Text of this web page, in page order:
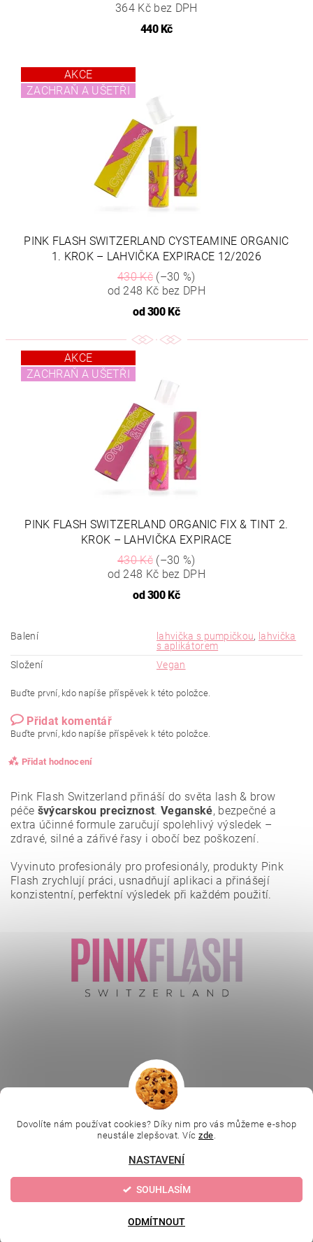
364 Kč bez DPH
440 Kč
AKCE
ZACHRAŇ A UŠETŘI
PINK FLASH SWITZERLAND CYSTEAMINE ORGANIC
1. KROK – LAHVIČKA EXPIRACE 12/2026
430 Kč(–30 %)
od 248 Kč bez DPH
od 300 Kč
AKCE
ZACHRAŇ A UŠETŘI
PINK FLASH SWITZERLAND ORGANIC FIX & TINT 2.
KROK – LAHVIČKA EXPIRACE
430 Kč(–30 %)
od 248 Kč bez DPH
od 300 Kč
Balení lahvička s pumpičkou, lahvička
s aplikátorem
Složení
Vegan
Buďte první, kdo napíše příspěvek k této položce.
Přidat komentář
Buďte první, kdo napíše příspěvek k této položce.
Přidat hodnocení
Vložením hodnocení souhlasíte sezásadami ochrany
osobních údajů
Pink Flash Switzerland přináší do světa lash & brow
péče švýcarskou preciznost. Veganské, bezpečné a
extra účinné formule zaručují spolehlivý výsledek –
zdravé, silné a zářivé řasy i obočí bez poškození.
Vyvinuto profesionály pro profesionály, produkty Pink
Flash zrychlují práci, usnadňují aplikaci a přinášejí
konzistentní, perfektní výsledek při každém použití.
L.C.P. Paris |
Online kosmetické kurzy | Kozmetickyobchod.sk
cookies
Vytvořil Shoptet
Dovolíte nám používat cookies? Díky nim pro vás můžeme e-shop
neustále zlepšovat. Víc zde.
NASTAVENÍ
ODMÍTNOUT
SOUHLASÍM